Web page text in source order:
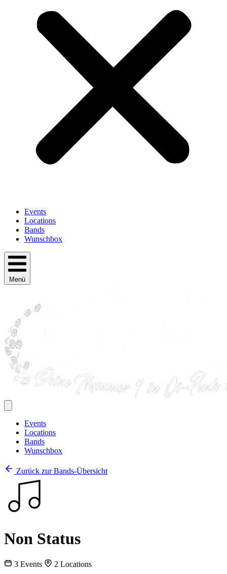
Events
Locations
Bands
Wunschbox
Menü
Events
Locations
Bands
Wunschbox
Zurück zur Bands-Übersicht
Non Status
3 Events 2 Locations